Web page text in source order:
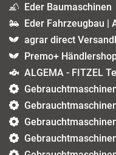
Eder Baumaschinen
Eder Fahrzeugbau |
agrar direct
Premo+
ALGEMA - FITZEL